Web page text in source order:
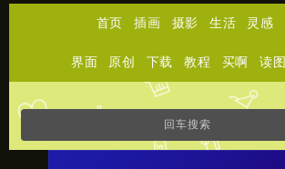
首页 插画 摄影 生活 灵感
界面 原创 下载 教程 买啊 读图